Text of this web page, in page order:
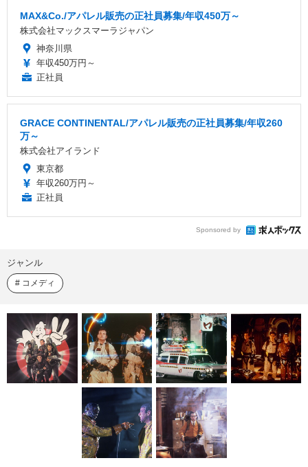
MAX&Co./アパレル販売の正社員募集/年収450万～
株式会社マックスマーラジャパン
神奈川県
年収450万円～
正社員
GRACE CONTINENTAL/アパレル販売の正社員募集/年収260
万～
株式会社アイランド
東京都
年収260万円～
正社員
Sponsored by
ジャンル
コメディ